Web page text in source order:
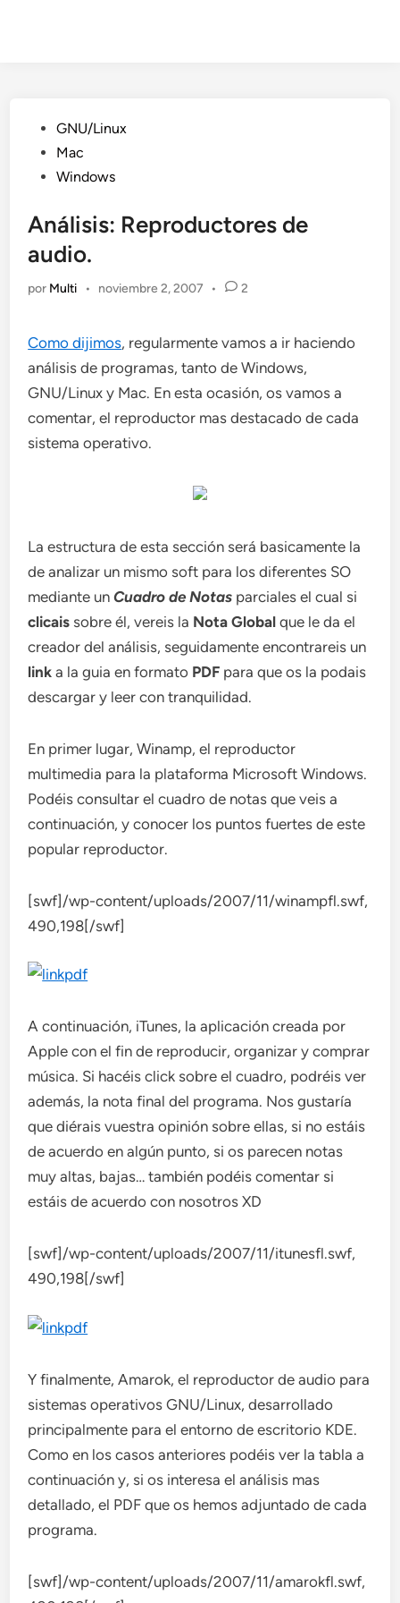
Publicado
en
GNU/Linux
Mac
Windows
Análisis: Reproductores de
audio.
por Multi • noviembre 2, 2007 • 2
Como dijimos, regularmente vamos a ir haciendo
análisis de programas, tanto de Windows,
GNU/Linux y Mac. En esta ocasión, os vamos a
comentar, el reproductor mas destacado de cada
sistema operativo.
La estructura de esta sección será basicamente la
de analizar un mismo soft para los diferentes SO
mediante unCuadro de Notas parciales el cual si
clicais sobre él, vereis la Nota Global que le da el
creador del análisis, seguidamente encontrareis un
link a la guia en formato PDF para que os la podais
descargar y leer con tranquilidad.
En primer lugar, Winamp, el reproductor
multimedia para la plataforma Microsoft Windows.
Podéis consultar el cuadro de notas que veis a
continuación, y conocer los puntos fuertes de este
popular reproductor.
[swf]/wp-content/uploads/2007/11/winampfl.swf,
490,198[/swf]
A continuación, iTunes, la aplicación creada por
Apple con el fin de reproducir, organizar y comprar
música. Si hacéis click sobre el cuadro, podréis ver
además, la nota final del programa. Nos gustaría
que diérais vuestra opinión sobre ellas, si no estáis
de acuerdo en algún punto, si os parecen notas
muy altas, bajas… también podéis comentar si
estáis de acuerdo con nosotros XD
[swf]/wp-content/uploads/2007/11/itunesfl.swf,
490,198[/swf]
Y finalmente, Amarok, el reproductor de audio para
sistemas operativos GNU/Linux, desarrollado
principalmente para el entorno de escritorio KDE.
Como en los casos anteriores podéis ver la tabla a
continuación y, si os interesa el análisis mas
detallado, el PDF que os hemos adjuntado de cada
programa.
[swf]/wp-content/uploads/2007/11/amarokfl.swf,